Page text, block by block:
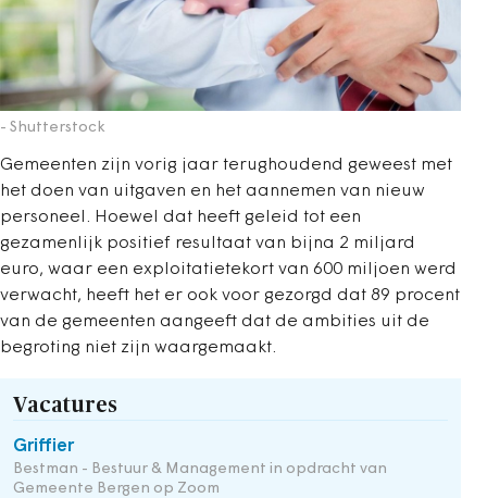
- Shutterstock
Gemeenten zijn vorig jaar terughoudend geweest met
het doen van uitgaven en het aannemen van nieuw
personeel. Hoewel dat heeft geleid tot een
gezamenlijk positief resultaat van bijna 2 miljard
euro, waar een exploitatietekort van 600 miljoen werd
verwacht, heeft het er ook voor gezorgd dat 89 procent
van de gemeenten aangeeft dat de ambities uit de
begroting niet zijn waargemaakt.
Vacatures
Griffier
Bestman - Bestuur & Management in opdracht van
Gemeente Bergen op Zoom